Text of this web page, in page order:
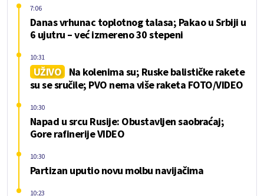
Danas vrhunac toplotnog talasa; Pakao u Srbiji u
6 ujutru – već izmereno 30 stepeni
7:06
UŽIVO
Na kolenima su; Ruske balističke rakete
su se sručile; PVO nema više raketa FOTO/VIDEO
10:31
Napad u srcu Rusije: Obustavljen saobraćaj;
Gore rafinerije VIDEO
10:30
Partizan uputio novu molbu navijačima
10:30
10:23